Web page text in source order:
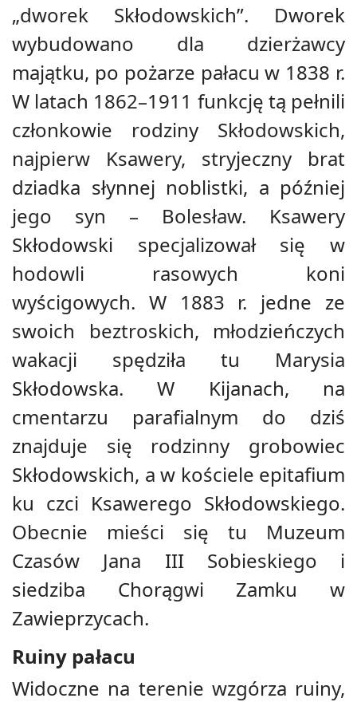
„dworek Skłodowskich”. Dworek
wybudowano dla dzierżawcy
majątku, po pożarze pałacu w 1838 r.
W latach 1862–1911 funkcję tą pełnili
członkowie rodziny Skłodowskich,
najpierw Ksawery, stryjeczny brat
dziadka słynnej noblistki, a później
jego syn – Bolesław. Ksawery
Skłodowski specjalizował się w
hodowli rasowych koni
wyścigowych. W 1883 r. jedne ze
swoich beztroskich, młodzieńczych
wakacji spędziła tu Marysia
Skłodowska. W Kijanach, na
cmentarzu parafialnym do dziś
znajduje się rodzinny grobowiec
Skłodowskich, a w kościele epitafium
ku czci Ksawerego Skłodowskiego.
Obecnie mieści się tu Muzeum
Czasów Jana III Sobieskiego i
siedziba Chorągwi Zamku w
Zawieprzycach.
Ruiny pałacu
Widoczne na terenie wzgórza ruiny,